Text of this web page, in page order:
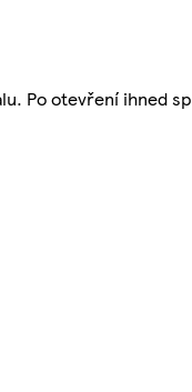
Po otevření ihned